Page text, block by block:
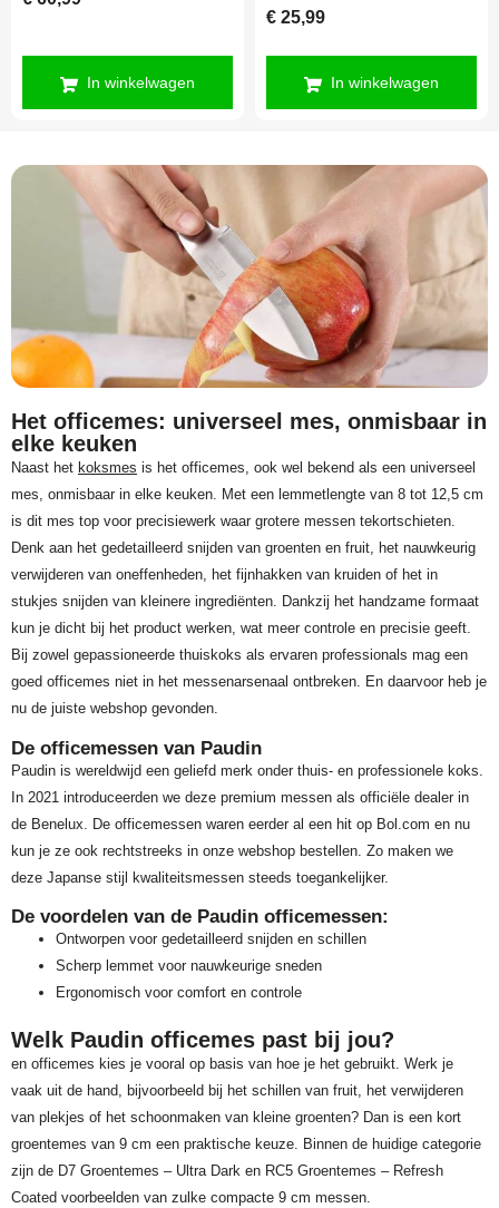
In winkelwagen
€ 25,99
In winkelwagen
Het officemes: universeel mes, onmisbaar in
elke keuken
Naast het koksmes is het officemes, ook wel bekend als een universeel
mes, onmisbaar in elke keuken. Met een lemmetlengte van 8 tot 12,5 cm
is dit mes top voor precisiewerk waar grotere messen tekortschieten.
Denk aan het gedetailleerd snijden van groenten en fruit, het nauwkeurig
verwijderen van oneffenheden, het fijnhakken van kruiden of het in
stukjes snijden van kleinere ingrediënten. Dankzij het handzame formaat
kun je dicht bij het product werken, wat meer controle en precisie geeft.
Bij zowel gepassioneerde thuiskoks als ervaren professionals mag een
goed officemes niet in het messenarsenaal ontbreken. En daarvoor heb je
nu de juiste webshop gevonden.
De officemessen van Paudin
Paudin is wereldwijd een geliefd merk onder thuis- en professionele koks.
In 2021 introduceerden we deze premium messen als officiële dealer in
de Benelux. De officemessen waren eerder al een hit op Bol.com en nu
kun je ze ook rechtstreeks in onze webshop bestellen. Zo maken we
deze Japanse stijl kwaliteitsmessen steeds toegankelijker.
De voordelen van de Paudin officemessen:
Ontworpen voor gedetailleerd snijden en schillen
Scherp lemmet voor nauwkeurige sneden
Ergonomisch voor comfort en controle
Welk Paudin officemes past bij jou?
en officemes kies je vooral op basis van hoe je het gebruikt. Werk je
vaak uit de hand, bijvoorbeeld bij het schillen van fruit, het verwijderen
van plekjes of het schoonmaken van kleine groenten? Dan is een kort
groentemes van 9 cm een praktische keuze. Binnen de huidige categorie
zijn de D7 Groentemes – Ultra Dark en RC5 Groentemes – Refresh
Coated voorbeelden van zulke compacte 9 cm messen.